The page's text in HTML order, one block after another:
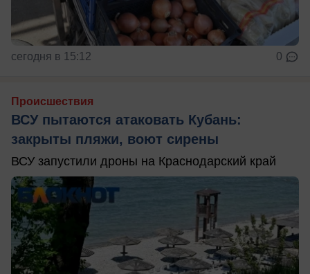
сегодня в 15:12 0
Происшествия
ВСУ пытаются атаковать Кубань:
закрыты пляжи, воют сирены
ВСУ запустили дроны на Краснодарский край